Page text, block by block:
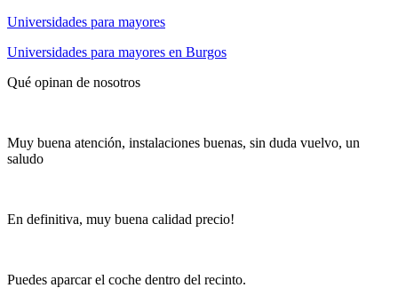
Universidades para mayores
Universidades para mayores en Burgos
Qué opinan de nosotros
Muy buena atención, instalaciones buenas, sin duda vuelvo, un
saludo
En definitiva, muy buena calidad precio!
Puedes aparcar el coche dentro del recinto.